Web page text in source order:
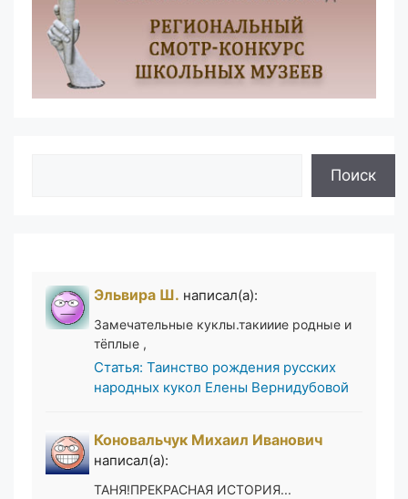
Поиск
Эльвира Ш. написал(а):
Замечательные куклы.такииие родные и
тёплые ,
Статья: Таинство рождения русских
народных кукол Елены Вернидубовой
Коновальчук Михаил Иванович
написал(а):
ТАНЯ!ПРЕКРАСНАЯ ИСТОРИЯ...